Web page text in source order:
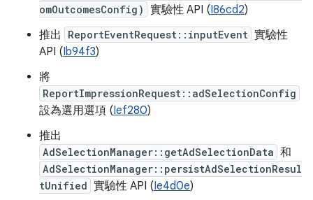
omOutcomesConfig) 實驗性 API (I86cd2)
推出
ReportEventRequest::inputEvent 實驗性
API (Ib94f3)
將
ReportImpressionRequest::adSelectionConfig
設為選用選項 (Ief280)
推出
AdSelectionManager::getAdSelectionData 和
AdSelectionManager::persistAdSelectionResul
tUnified 實驗性 API (Ie4d0e)